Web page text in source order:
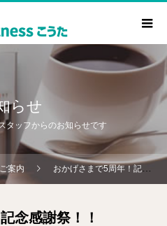
らせ
タッフからのお知らせです
案内 おかげさまで5周年！記念感謝祭！！
念感謝祭！！